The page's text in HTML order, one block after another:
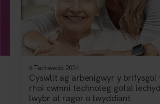
6 Tachwedd 2024
Cyswllt ag arbenigwyr y brifysgol
rhoi cwmni technoleg gofal
lwybr at ragor o lwyddiant